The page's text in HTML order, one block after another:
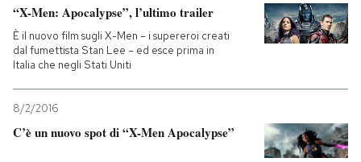
“X-Men: Apocalypse”, l’ultimo trailer
È il nuovo film sugli X-Men – i supereroi creati
dal fumettista Stan Lee – ed esce prima in
Italia che negli Stati Uniti
8/2/2016
C’è un nuovo spot di “X-Men Apocalypse”